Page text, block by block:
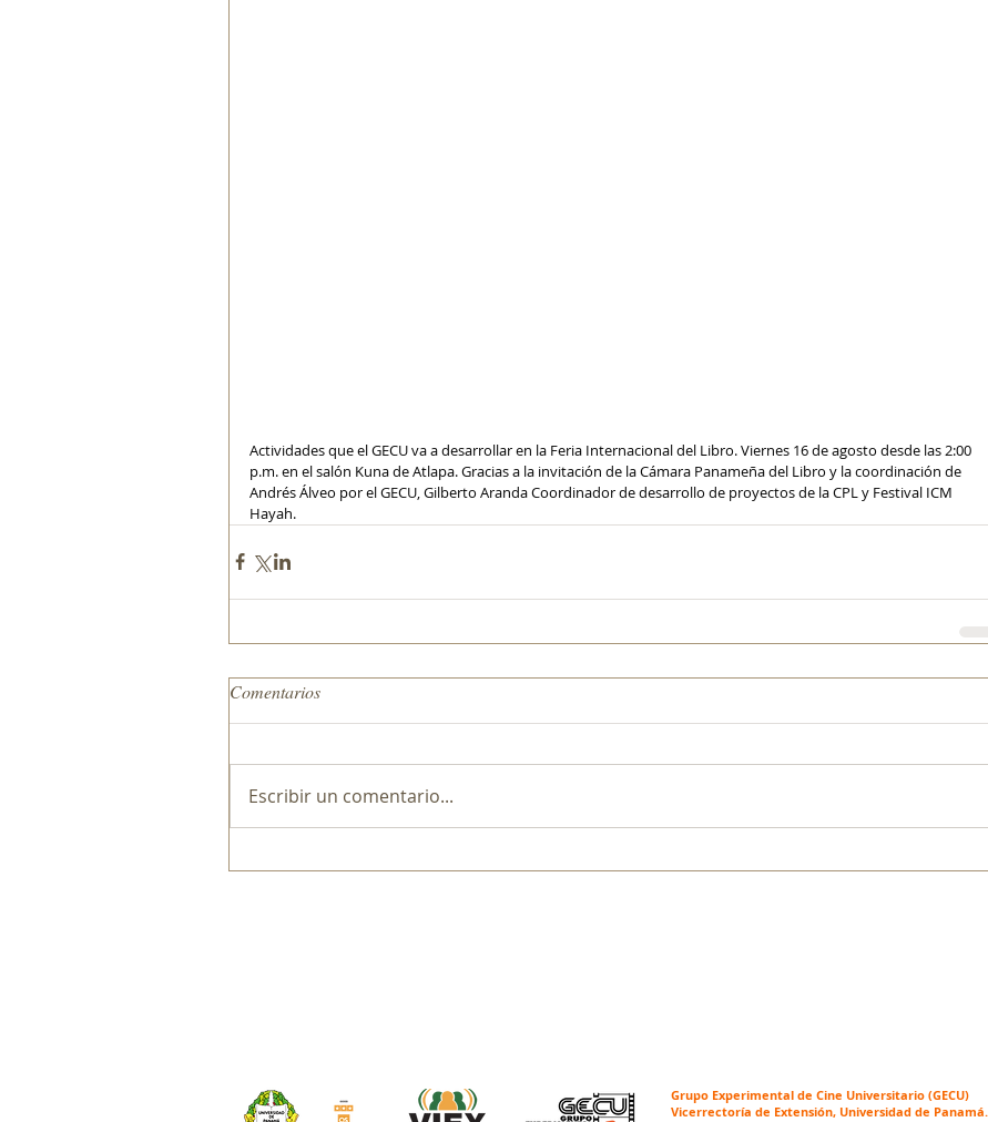
Actividades que el GECU va a desarrollar en la Feria Internacional del Libro. Viernes 16 de agosto desde las 2:00
p.m. en el salón Kuna de Atlapa. Gracias a la invitación de la Cámara Panameña del Libro y la coordinación de
Andrés Álveo por el GECU, Gilberto Aranda Coordinador de desarrollo de proyectos de la CPL y Festival ICM
Hayah.
Comentarios
Escribir un comentario...
Grupo Experimental de Cine Universitario (GECU)
Vicerrectoría de Extensión, Universidad de Panamá.